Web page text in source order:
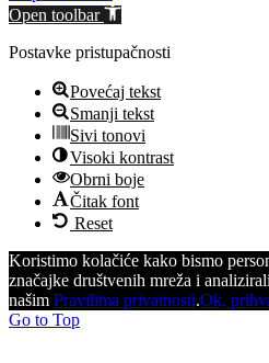
Open toolbar
Postavke pristupačnosti
Povećaj tekst
Smanji tekst
Sivi tonovi
Visoki kontrast
Obrni boje
Čitak font
Reset
Koristimo kolačiće kako bismo
značajke društvenih mreža i
našim Pravilima privatnosti.Ok,
Go to Top